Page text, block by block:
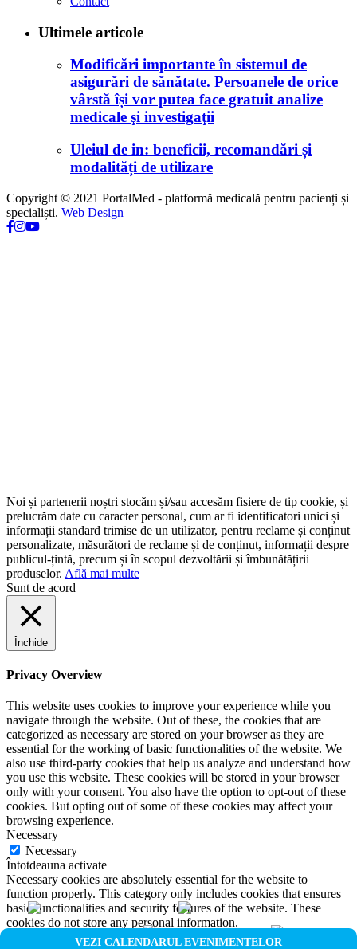
VEZI CALENDARUL EVENIMENTELOR
Ultimele articole
Modificări importante în sistemul de
asigurări de sănătate. Persoanele de orice
vârstă își vor putea face gratuit analize
medicale şi investigaţii
Uleiul de in: beneficii, recomandări și
modalități de utilizare
Copyright © 2021 PortalMed - platformă medicală pentru pacienți și
specialiști. Web Design
Noi și partenerii noștri stocăm și/sau accesăm fisiere de tip cookie, și
prelucrăm date cu caracter personal, cum ar fi identificatori unici și
informații standard trimise de un utilizator, pentru reclame și conținut
personalizate, măsurători de reclame și de conținut, informații despre
publicul-țintă, precum și în scopul dezvoltării și îmbunătățirii
produselor. Află mai multe
Sunt de acord
Închide
Privacy Overview
This website uses cookies to improve your experience while you
navigate through the website. Out of these, the cookies that are
categorized as necessary are stored on your browser as they are
essential for the working of basic functionalities of the website. We
also use third-party cookies that help us analyze and understand how
you use this website. These cookies will be stored in your browser
only with your consent. You also have the option to opt-out of these
cookies. But opting out of some of these cookies may affect your
browsing experience.
Necessary
Necessary
Întotdeauna activate
Necessary cookies are absolutely essential for the website to
function properly. This category only includes cookies that ensures
basic functionalities and security features of the website. These
cookies do not store any personal information.
Non-necessary